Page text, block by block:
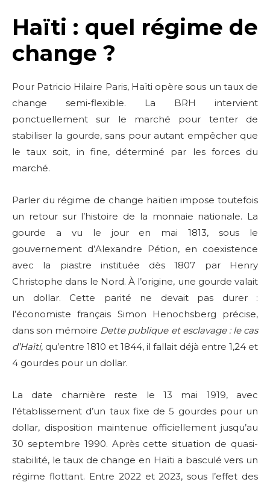
Haïti : quel régime de
change ?
Pour Patricio Hilaire Paris, Haïti opère sous un taux de
change semi-flexible. La BRH intervient
ponctuellement sur le marché pour tenter de
stabiliser la gourde, sans pour autant empêcher que
le taux soit, in fine, déterminé par les forces du
marché.
Parler du régime de change haïtien impose toutefois
un retour sur l’histoire de la monnaie nationale. La
gourde a vu le jour en mai 1813, sous le
gouvernement d’Alexandre Pétion, en coexistence
avec la piastre instituée dès 1807 par Henry
Christophe dans le Nord. À l’origine, une gourde valait
un dollar. Cette parité ne devait pas durer :
l’économiste français Simon Henochsberg précise,
dans son mémoire Dette publique et esclavage : le cas
d’Haïti, qu’entre 1810 et 1844, il fallait déjà entre 1,24 et
4 gourdes pour un dollar.
La date charnière reste le 13 mai 1919, avec
l’établissement d’un taux fixe de 5 gourdes pour un
dollar, disposition maintenue officiellement jusqu’au
30 septembre 1990. Après cette situation de quasi-
stabilité, le taux de change en Haïti a basculé vers un
régime flottant. Entre 2022 et 2023, sous l’effet des